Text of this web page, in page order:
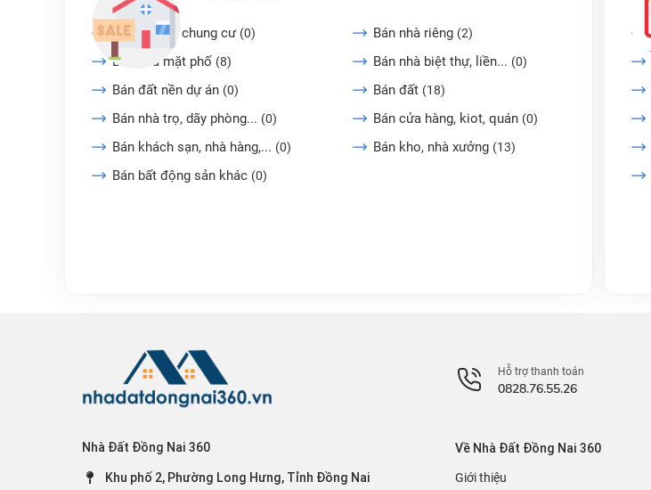
Bán căn hộ chung cư (0) Bán nhà riêng (2)
Bán nhà mặt phố (8) Bán nhà biệt thự, liền... (0)
Bán đất nền dự án (0) Bán đất (18)
Bán nhà trọ, dãy phòng... (0) Bán cửa hàng, kiot, quán (0)
Bán khách sạn, nhà hàng,... (0) Bán kho, nhà xưởng (13)
Bán bất động sản khác (0)
Nhà Đất Đồng Nai 360
Khu phố 2, Phường Long Hưng, Tỉnh Đồng Nai
Hỗ trợ thanh toán
0828.76.55.26
Về Nhà Đất Đồng Nai 360
Giới thiệu